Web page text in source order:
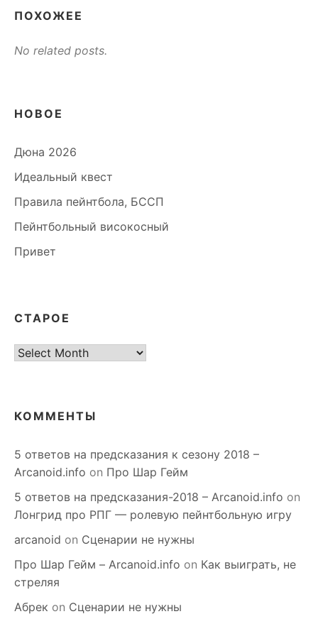
ПОХОЖЕЕ
No related posts.
НОВОЕ
Дюна 2026
Идеальный квест
Правила пейнтбола, БССП
Пейнтбольный високосный
Привет
СТАРОЕ
старое
КОММЕНТЫ
5 ответов на предсказания к сезону 2018 –
Arcanoid.info on Про Шар Гейм
5 ответов на предсказания-2018 – Arcanoid.info on
Лонгрид про РПГ — ролевую пейнтбольную игру
arcanoid on Сценарии не нужны
Про Шар Гейм – Arcanoid.info on Как выиграть, не
стреляя
Абрек on Сценарии не нужны